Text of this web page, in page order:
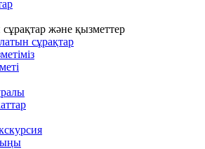
және қызметтер
сұрақтар